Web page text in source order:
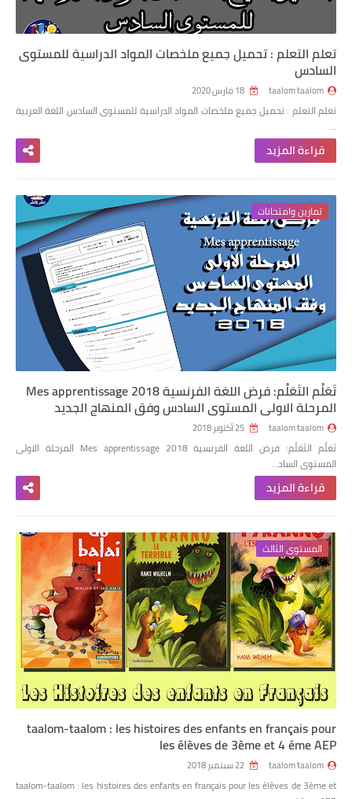
تعلم التعلم : تحميل جميع ملخصات المواد الدراسية للمستوى
السادس
taalom taalom
تعلم التعلم : تحميل جميع ملخصات المواد الدراسية للمستوى السادس اللغة العربية
…
قراءة المزيد
تمارين وامتحانات
تَعَلُم التَعَلُم: فرض اللغة الفرنسية Mes apprentissage 2018
المرحلة الاولى المستوى السادس وفق المنهاج الجديد
taalom taalom
تَعَلُم التَعَلُم: فرض اللغة الفرنسية Mes apprentissage 2018 المرحلة الاولى
المستوى الساد…
قراءة المزيد
المستوى الثالث
taalom-taalom : les histoires des enfants en français pour
les élèves de 3ème et 4 éme AEP
taalom taalom
taalom-taalom : les histoires des enfants en français pour les élèves de 3ème et